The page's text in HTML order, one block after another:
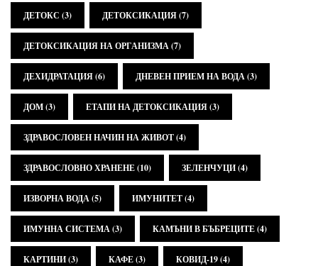
ДЕТОКС (3) ДЕТОКСИКАЦИЯ(7)
ДЕТОКСИКАЦИЯ НА ОРГАНИЗМА(7)
ДЕХИДРАТАЦИЯ(6) ДНЕВЕН ПРИЕМ НА ВОДА(3)
ДОМ(3) ЕТАПИ НА ДЕТОКСИКАЦИЯ(3)
ЗДРАВОСЛОВЕН НАЧИН НА ЖИВОТ(4)
ЗДРАВОСЛОВНО ХРАНЕНЕ(10) ЗЕЛЕНЧУЦИ(4)
ИЗВОРНА ВОДА(5) ИМУНИТЕТ(4)
ИМУННА СИСТЕМА(3) КАМЪНИ В БЪБРЕЦИТЕ(4)
КАРТИНИ(3) КАФЕ(3) КОВИД-19(4)